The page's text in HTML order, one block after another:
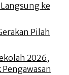
ke
Pilah
2026,